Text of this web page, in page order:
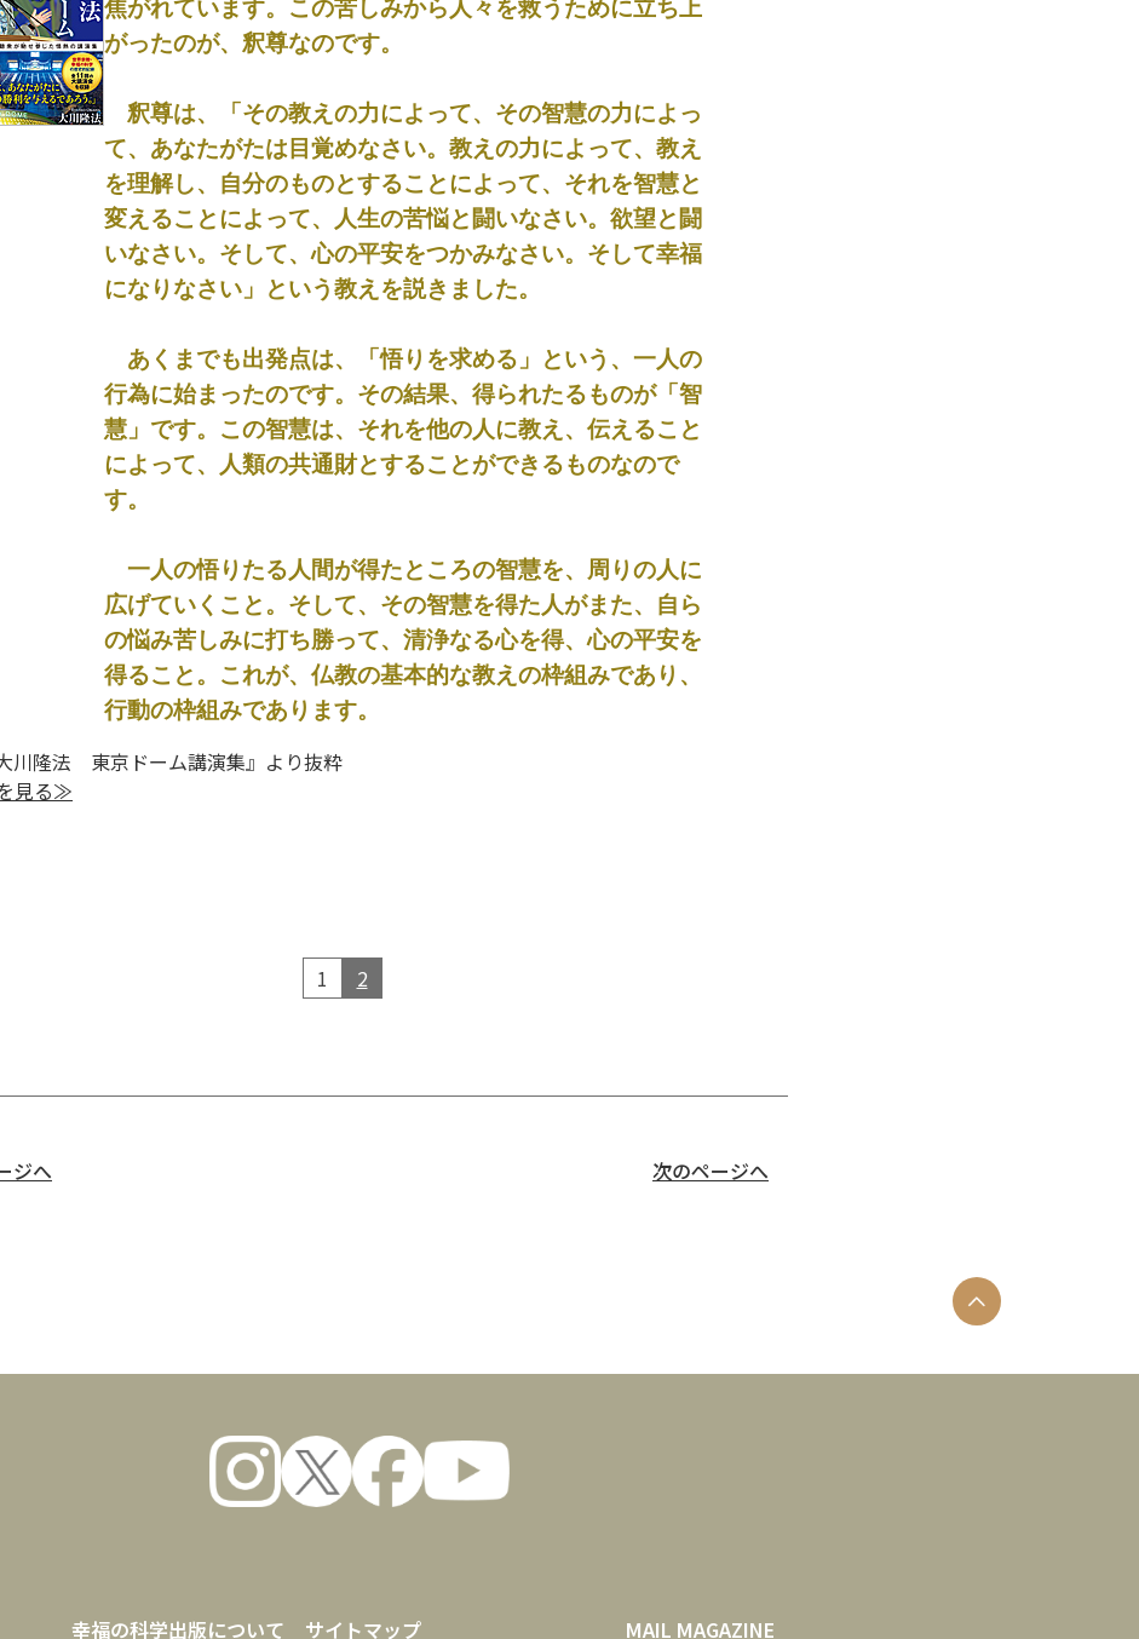
焦がれています。この苦しみから人々を救うために立ち上
がったのが、釈尊なのです。
釈尊は、「その教えの力によって、その智慧の力によっ
て、あなたがたは目覚めなさい。教えの力によって、教え
を理解し、自分のものとすることによって、それを智慧と
変えることによって、人生の苦悩と闘いなさい。欲望と闘
いなさい。そして、心の平安をつかみなさい。そして幸福
になりなさい」という教えを説きました。
あくまでも出発点は、「悟りを求める」という、一人の
行為に始まったのです。その結果、得られたるものが「智
慧」です。この智慧は、それを他の人に教え、伝えること
によって、人類の共通財とすることができるものなので
す。
一人の悟りたる人間が得たところの智慧を、周りの人に
広げていくこと。そして、その智慧を得た人がまた、自ら
の悩み苦しみに打ち勝って、清浄なる心を得、心の平安を
得ること。これが、仏教の基本的な教えの枠組みであり、
行動の枠組みであります。
川隆法 東京ドーム講演集』より抜粋
見る≫
1 2
ジへ 次のページへ
幸福の科学出版について サイトマップ MAIL MAGAZINE